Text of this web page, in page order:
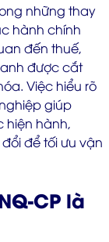
những thay
hành chính
đến thuế,
được cắt
Việc hiểu rõ
giúp
hiện hành,
để tối ưu vận
CP là